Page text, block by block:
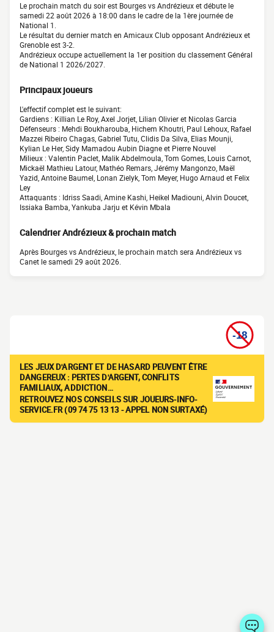
Le prochain match du soir est Bourges vs Andrézieux et débute le
samedi 22 août 2026 à 18:00 dans le cadre de la 1ère journée de
National 1.
Le résultat du dernier match en Amicaux Club opposant Andrézieux et
Grenoble est 3-2.
Andrézieux occupe actuellement la 1er position du classement Général
de National 1 2026/2027.
Principaux joueurs
L'effectif complet est le suivant:
Gardiens : Killian Le Roy, Axel Jorjet, Lilian Olivier et Nicolas Garcia
Défenseurs : Mehdi Boukharouba, Hichem Khoutri, Paul Lehoux, Rafael
Mazzei Ribeiro Chagas, Gabriel Tutu, Clidis Da Silva, Elias Mounji,
Kylian Le Her, Sidy Mamadou Aubin Diagne et Pierre Nouvel
Milieux : Valentin Paclet, Malik Abdelmoula, Tom Gomes, Louis Carnot,
Mickaël Mathieu Latour, Mathéo Remars, Jérémy Mangonzo, Maël
Yazid, Antoine Baumel, Lonan Zielyk, Tom Meyer, Hugo Arnaud et Felix
Ley
Attaquants : Idriss Saadi, Amine Kashi, Heikel Madiouni, Alvin Doucet,
Issiaka Bamba, Yankuba Jarju et Kévin Mbala
Calendrier Andrézieux & prochain match
Après Bourges vs Andrézieux, le prochain match sera Andrézieux vs
Canet le samedi 29 août 2026.
LES JEUX D'ARGENT ET DE HASARD PEUVENT ÊTRE
DANGEREUX : PERTES D'ARGENT, CONFLITS
FAMILIAUX, ADDICTION…
RETROUVEZ NOS CONSEILS SUR JOUEURS-INFO-
SERVICE.FR (09 74 75 13 13 - APPEL NON SURTAXÉ)